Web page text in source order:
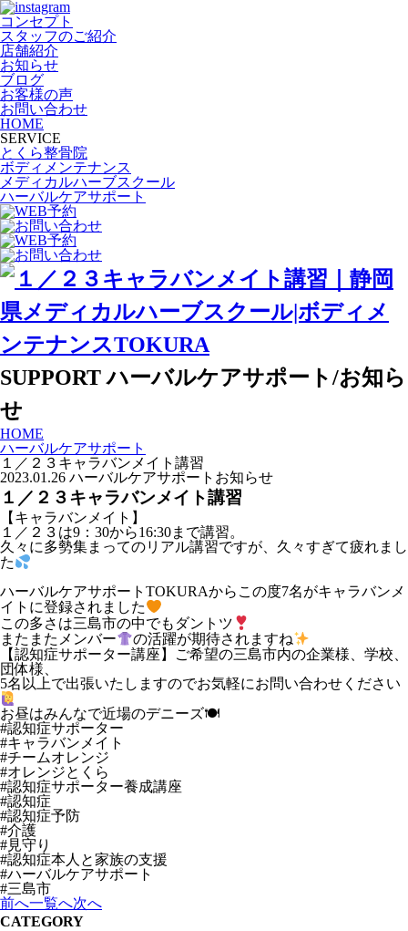
コンセプト
スタッフのご紹介
店舗紹介
お知らせ
ブログ
お客様の声
お問い合わせ
HOME
SERVICE
とくら整骨院
ボディメンテナンス
メディカルハーブスクール
ハーバルケアサポート
SUPPORT ハーバルケアサポート/お知ら
せ
HOME
ハーバルケアサポート
１／２３キャラバンメイト講習
2023.01.26 ハーバルケアサポート お知らせ
１／２３キャラバンメイト講習
【キャラバンメイト】
１／２３は9：30から16:30まで講習。
久々に多勢集まってのリアル講習ですが、久々すぎて疲れまし
た
ハーバルケアサポートTOKURAからこの度7名がキャラバンメ
イトに登録されました
この多さは三島市の中でもダントツ
またまたメンバー
の活躍が期待されますね
【認知症サポーター講座】ご希望の三島市内の企業様、学校、
団体様、
5名以上で出張いたしますのでお気軽にお問い合わせください
お昼はみんなで近場のデニーズ🍽
#認知症サポーター
#キャラバンメイト
#チームオレンジ
#オレンジとくら
#認知症サポーター養成講座
#認知症
#認知症予防
#介護
#見守り
#認知症本人と家族の支援
#ハーバルケアサポート
#三島市
前へ一覧へ次へ
CATEGORY